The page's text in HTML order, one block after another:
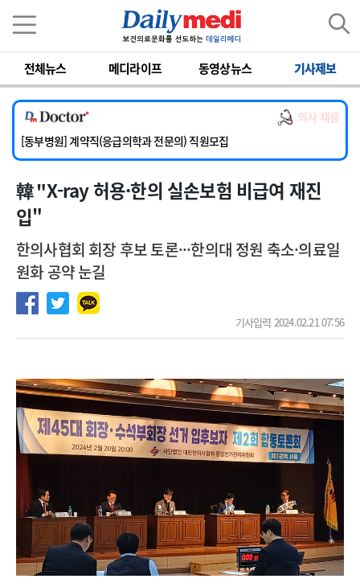
전체뉴스 메디라이프 동영상뉴스 기사제보
의사 채용
[서울아산병원] 2026년 하반기 인턴 모집
[영남대학교의료원] 마취통증의학과 임기제 임상의사 채용
[충남대학교병원] 소아청소년과(소아응급전담) 계약직 의사 공개채용
[동부병원] 계약직(응급의학과 전문의) 직원모집
[이대목동병원] 하반기 전공의(레지던트1년차) 모집
[영남대학교의료원] 마취통증의학과 임기제 임상의사 채용
韓 "X-ray 허용·한의 실손보험 비급여 재진
입"
한의사협회 회장 후보 토론···한의대 정원 축소·의료일
원화 공약 눈길
기사입력 2024.02.21 07:56